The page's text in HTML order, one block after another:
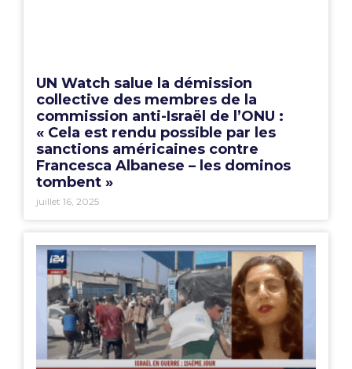
UN Watch salue la démission
collective des membres de la
commission anti-Israël de l’ONU :
« Cela est rendu possible par les
sanctions américaines contre
Francesca Albanese – les dominos
tombent »
juillet 16, 2025